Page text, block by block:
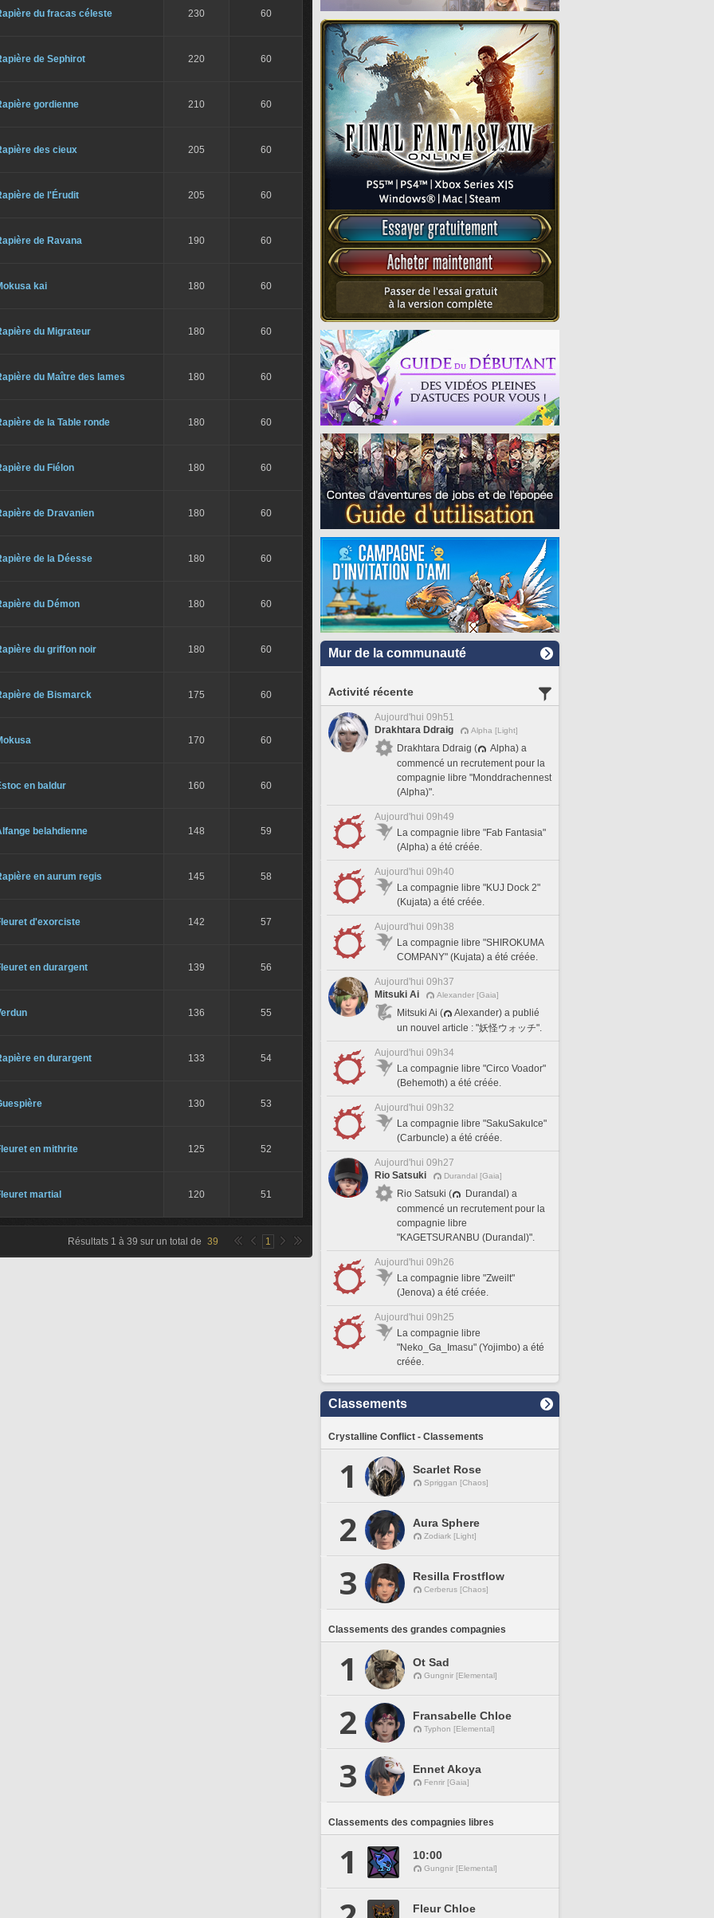
du fracas céleste 230 60
de Sephirot 220 60
gordienne 210 60
des cieux 205 60
de l'Érudit 205 60
de Ravana 190 60
kai 180 60
du Migrateur 180 60
du Maître des lames 180 60
de la Table ronde 180 60
du Fiélon 180 60
de Dravanien 180 60
de la Déesse 180 60
du Démon 180 60
du griffon noir 180 60
de Bismarck 175 60
170 60
en baldur 160 60
belahdienne 148 59
en aurum regis 145 58
d'exorciste 142 57
en durargent 139 56
136 55
en durargent 133 54
130 53
en mithrite 125 52
martial 120 51
Résultats 1 à 39 sur un total de 39 1
Mur de la communauté
Activité récente
Aujourd'hui 09h51
Drakhtara Ddraig
Alpha [Light]
Drakhtara Ddraig (
Alpha) a
commencé un recrutement pour la
compagnie libre "Monddrachennest
(Alpha)".
Aujourd'hui 09h49
La compagnie libre "Fab Fantasia"
(Alpha) a été créée.
Aujourd'hui 09h40
La compagnie libre "KUJ Dock 2"
(Kujata) a été créée.
Aujourd'hui 09h38
La compagnie libre "SHIROKUMA
COMPANY" (Kujata) a été créée.
Aujourd'hui 09h37
Mitsuki Ai
Alexander [Gaia]
Mitsuki Ai (
Alexander) a publié
un nouvel article : "妖怪ウォッチ".
Aujourd'hui 09h34
La compagnie libre "Circo Voador"
(Behemoth) a été créée.
Aujourd'hui 09h32
La compagnie libre "SakuSakuIce"
(Carbuncle) a été créée.
Aujourd'hui 09h27
Rio Satsuki
Durandal [Gaia]
Rio Satsuki (
Durandal) a
commencé un recrutement pour la
compagnie libre
"KAGETSURANBU (Durandal)".
Aujourd'hui 09h26
La compagnie libre "Zweilt"
(Jenova) a été créée.
Aujourd'hui 09h25
La compagnie libre
"Neko_Ga_Imasu" (Yojimbo) a été
créée.
Classements
Crystalline Conflict - Classements
1 Scarlet Rose
Spriggan [Chaos]
2 Aura Sphere
Zodiark [Light]
3 Resilla Frostflow
Cerberus [Chaos]
Classements des grandes compagnies
1 Ot Sad
Gungnir [Elemental]
2 Fransabelle Chloe
Typhon [Elemental]
3 Ennet Akoya
Fenrir [Gaia]
Classements des compagnies libres
1 10:00
Gungnir [Elemental]
Fleur Chloe